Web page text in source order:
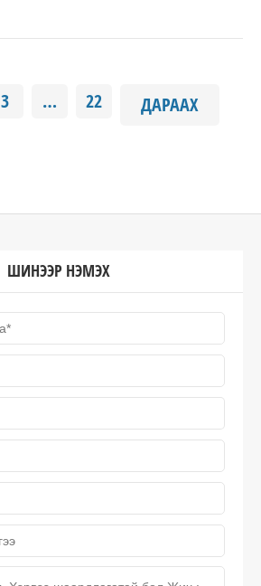
3 … 22 ДАРААХ
ШИНЭЭР НЭМЭХ